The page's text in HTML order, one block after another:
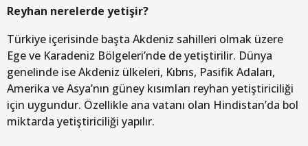
Reyhan nerelerde yetişir?
Türkiye içerisinde başta Akdeniz sahilleri olmak üzere
Ege ve Karadeniz Bölgeleri’nde de yetiştirilir. Dünya
genelinde ise Akdeniz ülkeleri, Kıbrıs, Pasifik Adaları,
Amerika ve Asya’nın güney kısımları reyhan yetiştiriciliği
için uygundur. Özellikle ana vatanı olan Hindistan’da bol
miktarda yetiştiriciliği yapılır.